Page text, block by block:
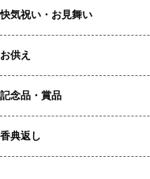
快気祝い・お見舞い
お供え
記念品・賞品
香典返し